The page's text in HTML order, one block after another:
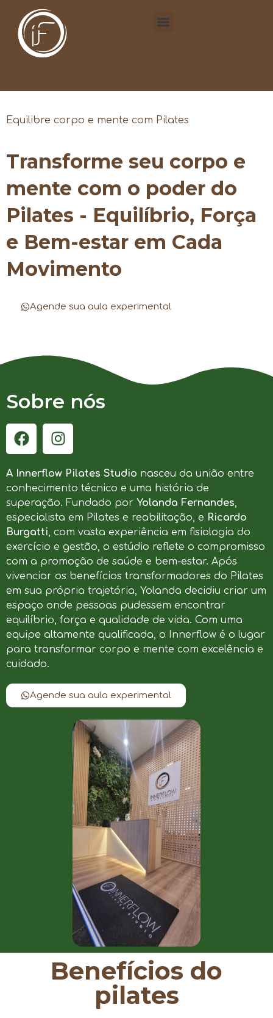
Equilibre corpo e mente com Pilates
Transforme seu corpo e
mente com o poder do
Pilates - Equilíbrio, Força
e Bem-estar em Cada
Movimento
Agende sua aula experimental
Sobre nós
A Innerflow Pilates Studio nasceu da união entre
conhecimento técnico e uma história de
superação. Fundado por Yolanda Fernandes,
especialista em Pilates e reabilitação, e Ricardo
Burgatti, com vasta experiência em fisiologia do
exercício e gestão, o estúdio reflete o compromisso
com a promoção de saúde e bem-estar. Após
vivenciar os benefícios transformadores do Pilates
em sua própria trajetória, Yolanda decidiu criar um
espaço onde pessoas pudessem encontrar
equilíbrio, força e qualidade de vida. Com uma
equipe altamente qualificada, o Innerflow é o lugar
para transformar corpo e mente com excelência e
cuidado.
Agende sua aula experimental
Benefícios do
pilates